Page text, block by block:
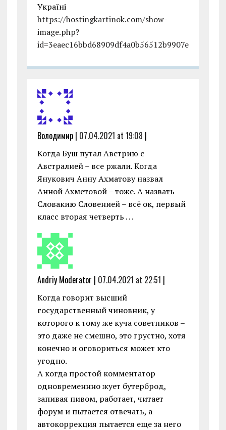
Україні
https://hostingkartinok.com/show-
image.php?
id=3eaec16bbd68909df4a0b56512b9907e
Володимир | 07.04.2021 at 19:08 |
Когда Буш путал Австрию с
Австралией – все ржали. Когда
Янукович Анну Ахматову назвал
Анной Ахметовой – тоже. А назвать
Словакию Словенией – всё ок, первый
класс вторая четверть . . .
Andriy Moderator | 07.04.2021 at 22:51 |
Когда говорит высший
государственный чиновник, у
которого к тому же куча советников –
это даже не смешно, это грустно, хотя
конечно и оговориться может кто
угодно.
А когда простой комментатор
одновременнно жует бутерброд,
запивая пивом, работает, читает
форум и пытается отвечать, а
автокоррекция пытается еще за него